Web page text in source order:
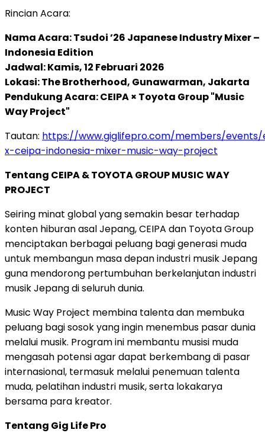
Rincian Acara:
Nama Acara: Tsudoi ’26 Japanese Industry Mixer –
Indonesia Edition
Jadwal: Kamis, 12 Februari 2026
Lokasi: The Brotherhood, Gunawarman, Jakarta
Pendukung Acara: CEIPA × Toyota Group "Music
Way Project"
Tautan: https://www.giglifepro.com/members/
x-ceipa-indonesia-mixer-music-way-project
Tentang CEIPA & TOYOTA GROUP MUSIC WAY
PROJECT
Seiring minat global yang semakin besar terhadap
konten hiburan asal Jepang, CEIPA dan Toyota Group
menciptakan berbagai peluang bagi generasi muda
untuk membangun masa depan industri musik Jepang
guna mendorong pertumbuhan berkelanjutan industri
musik Jepang di seluruh dunia.
Music Way Project membina talenta dan membuka
peluang bagi sosok yang ingin menembus pasar dunia
melalui musik. Program ini membantu musisi muda
mengasah potensi agar dapat berkembang di pasar
internasional, termasuk melalui penemuan talenta
muda, pelatihan industri musik, serta lokakarya
bersama para kreator.
Tentang Gig Life Pro